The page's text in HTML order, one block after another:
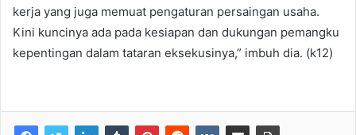
kerja yang juga memuat pengaturan persaingan usaha.
Kini kuncinya ada pada kesiapan dan dukungan pemangku
kepentingan dalam tataran eksekusinya,” imbuh dia. (k12)